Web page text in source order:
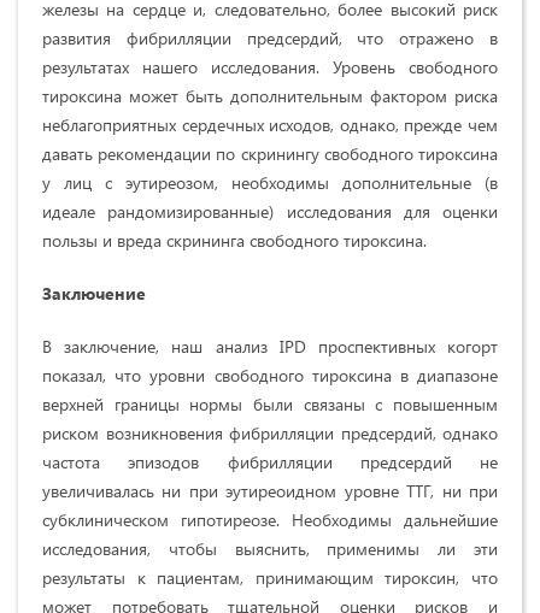
железы на сердце и, следовательно, более высокий риск
развития фибрилляции предсердий, что отражено в
результатах нашего исследования. Уровень свободного
тироксина может быть дополнительным фактором риска
неблагоприятных сердечных исходов, однако, прежде чем
давать рекомендации по скринингу свободного тироксина
у лиц с эутиреозом, необходимы дополнительные (в
идеале рандомизированные) исследования для оценки
пользы и вреда скрининга свободного тироксина.
Заключение
В заключение, наш анализ IPD проспективных когорт
показал, что уровни свободного тироксина в диапазоне
верхней границы нормы были связаны с повышенным
риском возникновения фибрилляции предсердий, однако
частота эпизодов фибрилляции предсердий не
увеличивалась ни при эутиреоидном уровне ТТГ, ни при
субклиническом гипотиреозе. Необходимы дальнейшие
исследования, чтобы выяснить, применимы ли эти
результаты к пациентам, принимающим тироксин, что
может потребовать тщательной оценки рисков и